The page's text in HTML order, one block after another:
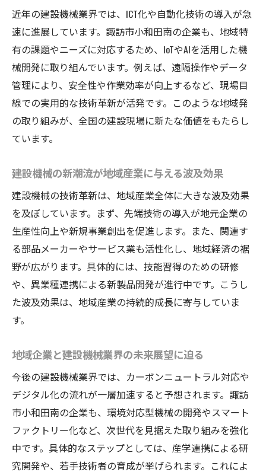
近年の建設機械業界では、ICT化や自動化技術の導入が急
速に進展しています。諏訪市小和田南の企業も、地域特
有の課題やニーズに対応するため、IoTやAIを活用した機
械開発に取り組んでいます。例えば、遠隔操作やデータ
管理により、安全性や作業効率が向上するなど、現場目
線での実用的な技術革新が活発です。このような地域発
の取り組みが、全国の建設現場に新たな価値をもたらし
ています。
建設機械の新潮流が地域産業に与える波及効果
建設機械の技術革新は、地域産業全体に大きな波及効果
を及ぼしています。まず、先端技術の導入が地元企業の
生産性向上や新規事業創出を促進します。また、関連す
る部品メーカーやサービス業も活性化し、地域経済の裾
野が広がります。具体的には、技能習得のための研修
や、異業種連携による新製品開発が進行中です。こうし
た波及効果は、地域産業の持続的成長に寄与していま
す。
地域企業と建設機械業界の未来展望に迫る
今後の建設機械業界では、カーボンニュートラル対応や
デジタル化の流れが一層加速すると予想されます。諏訪
市小和田南の企業も、環境対応型機械の開発やスマート
ファクトリー化など、次世代を見据えた取り組みを強化
中です。具体的なステップとしては、産学連携による研
究開発や、若手技術者の育成が挙げられます。これによ